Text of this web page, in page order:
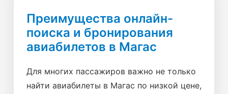
Преимущества онлайн-
поиска и бронирования
авиабилетов в Магас
Для многих пассажиров важно не только
найти авиабилеты в Магас по низкой цене,